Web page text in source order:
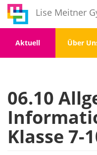
Direkt
zum
Inhalt
Lise Meitner
Menu
1
Aktuell
Menu
2
Über
06.10
Klasse 7-